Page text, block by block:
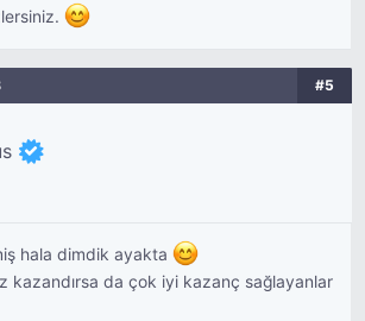
#5
hala dimdik ayakta
kazandırsa da çok iyi kazanç sağlayanlar